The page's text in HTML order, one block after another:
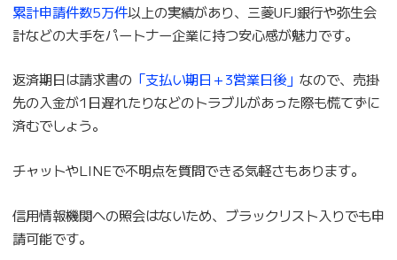
累計申請件数5万件以上の実績があり、三菱UFJ銀行や弥生会
計などの大手をパートナー企業に持つ安心感が魅力です。
返済期日は請求書の「支払い期日＋3営業日後」 なので、売掛
先の入金が1日遅れたりなどのトラブルがあった際も慌てずに
済むでしょう。
チャットやLINEで不明点を質問できる気軽さもあります。
信用情報機関への照会はないため、ブラックリスト入りでも申
請可能です。